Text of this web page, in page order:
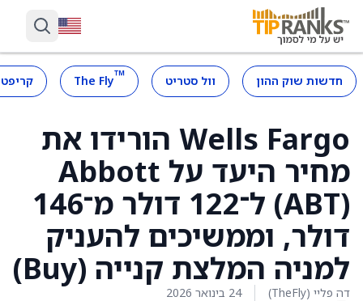
חדשות שוק ההון וול סטריט ™
The Fly
Wells Fargo הורידו את
מחיר היעד על Abbott
(ABT) ל־122 דולר מ־146
דולר, וממשיכים להעניק
למניה המלצת קנייה (Buy)
דה פליי (TheFly) 24 בינואר 2026